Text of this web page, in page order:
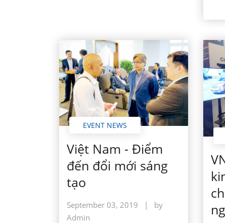
EVENT NEWS
Việt Nam - Điểm
đến đổi mới sáng
tạo
September 03, 2019 |
by
Admin